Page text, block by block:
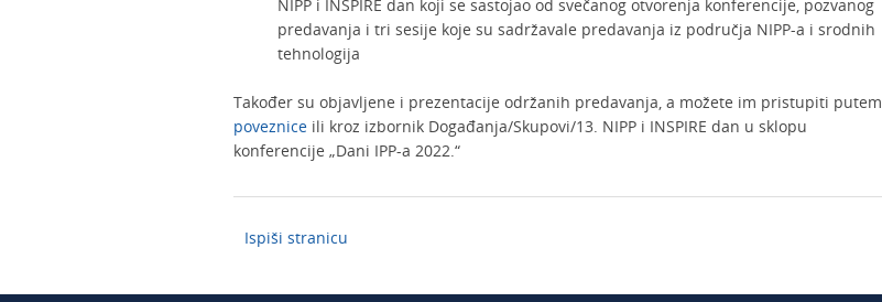
NIPP i INSPIRE dan koji se sastojao od svečanog otvorenja konferencije, pozvanog
predavanja i tri sesije koje su sadržavale predavanja iz područja NIPP-a i srodnih
tehnologija
Također su objavljene i prezentacije održanih predavanja, a možete im pristupiti putem
poveznice ili kroz izbornik Događanja/Skupovi/13. NIPP i INSPIRE dan u sklopu
konferencije „Dani IPP-a 2022.“
Ispiši stranicu